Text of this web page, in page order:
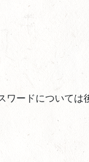
ードについては